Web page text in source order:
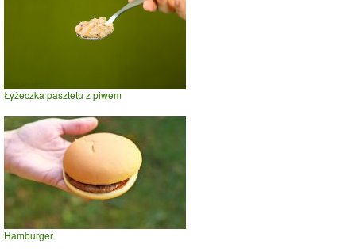
Łyżeczka pasztetu z piwem
Hamburger